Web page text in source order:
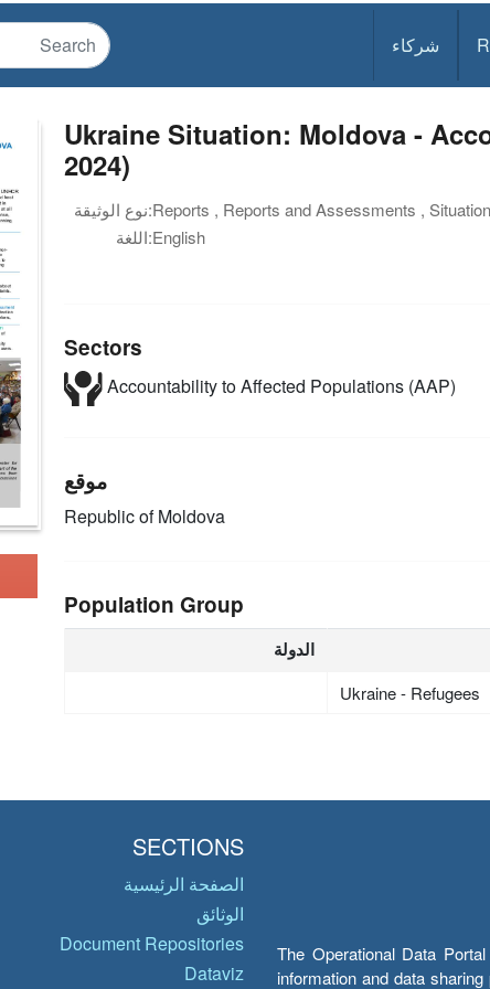
شركاء
Ukraine Situation: Moldova -
2024)
نوع الوثيقة:Reports , Reports and Assessments ,
اللغة:English
Sectors
Accountability to Affected Populations (AAP)
موقع
Republic of Moldova
Population Group
الدولة
Ukraine - Refugees
The Operational Data
information and data
SECTIONS
الصفحة الرئيسية
الوثائق
Document Repositories
Dataviz